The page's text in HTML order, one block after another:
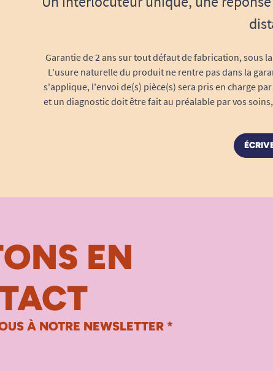
Garantie de 2 ans sur tout défaut de fabrication,
L'usure naturelle du produit ne rentre pas dans la
s'applique, l'envoi de(s) pièce(s) sera pris en charge
et un diagnostic doit être fait au préalable par vos
EN
À NOTRE NEWSLETTER *